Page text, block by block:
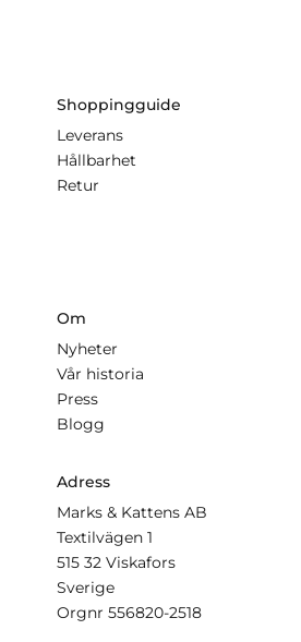
Shoppingguide
Leverans
Hållbarhet
Retur
Om
Nyheter
Vår historia
Press
Blogg
Adress
Marks & Kattens AB
Textilvägen 1
515 32 Viskafors
Sverige
Orgnr 556820-2518